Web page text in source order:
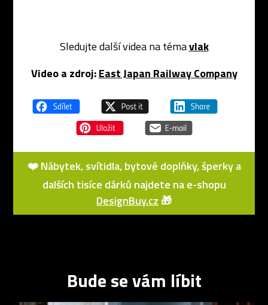
Sledujte další videa na témavlak
Video a zdroj: East Japan Railway Company
❤️ Nábytek, svítidla, bytové doplňky, šperky a
dalších tisíce dárků najdete na e-shopu
DesignBuy.cz 🎁
Bude se vám líbit